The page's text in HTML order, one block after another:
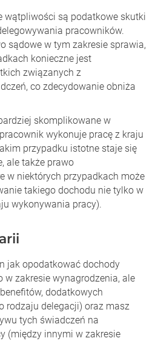
wątpliwości są podatkowe skutki
pracowników.
sądowe w tym zakresie sprawia,
konieczne jest
związanych z
co zdecydowanie obniża
skomplikowane w
wykonuje pracę z kraju
przypadku istotne staje się
ale także prawo
w niektórych przypadkach może
takiego dochodu nie tylko w
wykonywania pracy).
jak opodatkować dochody
w zakresie wynagrodzenia, ale
dodatkowych
rodzaju delegacji) oraz masz
tych świadczeń na
(między innymi w zakresie